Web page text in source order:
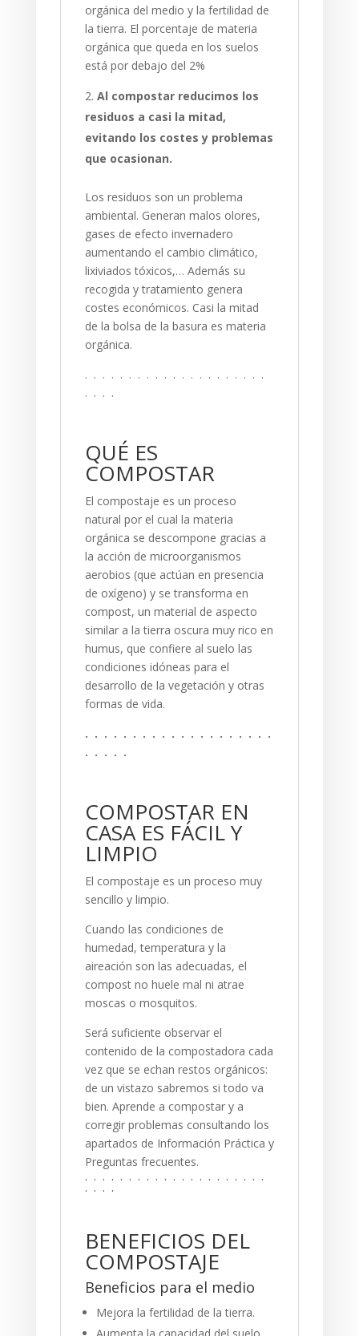
orgánica del medio y la fertilidad de
la tierra. El porcentaje de materia
orgánica que queda en los suelos
está por debajo del 2%
Al compostar reducimos los
residuos a casi la mitad,
evitando los costes y problemas
que ocasionan.
Los residuos son un problema
ambiental. Generan malos olores,
gases de efecto invernadero
aumentando el cambio climático,
lixiviados tóxicos,… Además su
recogida y tratamiento genera
costes económicos. Casi la mitad
de la bolsa de la basura es materia
orgánica.
. . . . . . . . . . . . . . . . . . . . .
. . . .
QUÉ ES
COMPOSTAR
El compostaje es un proceso
natural por el cual la materia
orgánica se descompone gracias a
la acción de microorganismos
aerobios (que actúan en presencia
de oxígeno) y se transforma en
compost, un material de aspecto
similar a la tierra oscura muy rico en
humus, que confiere al suelo las
condiciones idóneas para el
desarrollo de la vegetación y otras
formas de vida.
. . . . . . . . . . . . . . . . . . . .
. . . . .
COMPOSTAR EN
CASA ES FÁCIL Y
LIMPIO
El compostaje es un proceso muy
sencillo y limpio.
Cuando las condiciones de
humedad, temperatura y la
aireación son las adecuadas, el
compost no huele mal ni atrae
moscas o mosquitos.
Será suficiente observar el
contenido de la compostadora cada
vez que se echan restos orgánicos:
de un vistazo sabremos si todo va
bien. Aprende a compostar y a
corregir problemas consultando los
apartados de Información Práctica y
Preguntas frecuentes.
. . . . . . . . . . . . . . . . . . . . .
. . . .
BENEFICIOS DEL
COMPOSTAJE
Beneficios para el medio
Mejora la fertilidad de la tierra.
Aumenta la capacidad del suelo